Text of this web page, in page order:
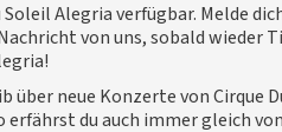
Alegria verfügbar. Melde
von uns, sobald wieder
neue Konzerte von Cirque
erfährst du auch immer gleich